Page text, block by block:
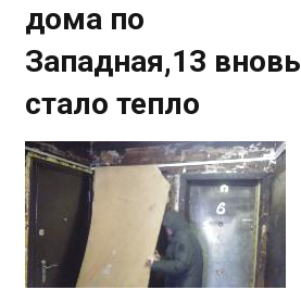
дома по
Западная,13 вновь
стало тепло